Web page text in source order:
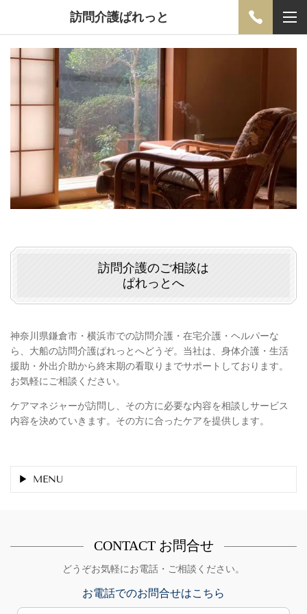
訪問介護ぱれっと
訪問介護のご相談は
ぱれっとへ
神奈川県鎌倉市・横浜市での訪問介護・在宅介護・ヘルパーな
ら、大船の訪問介護ぱれっとへどうぞ。当社は、身体介護・生活
援助・外出介助から終末期の看取りまでサポートしております。
お気軽にご相談ください。
ケアマネジャーが訪問し、その方に必要な内容を相談しサービス
内容を決めていきます。その方に合ったケアを提供します。
MENU
CONTACT お問合せ
どうぞお気軽にお電話・ご相談ください。
お電話でのお問合せはこちら